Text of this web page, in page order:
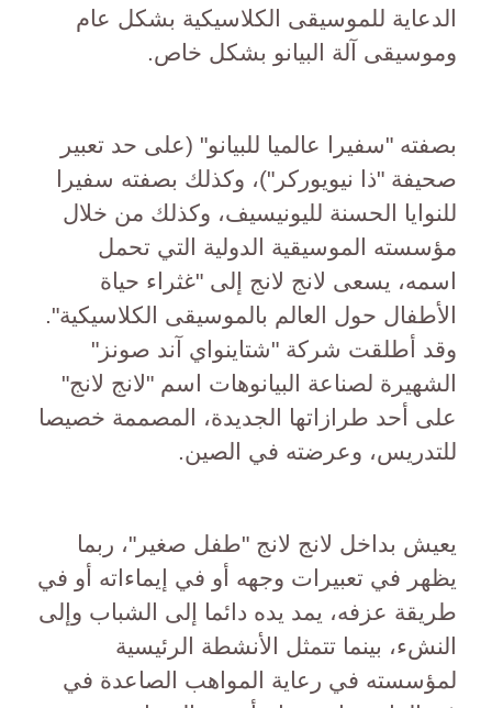
الدعاية للموسيقى الكلاسيكية بشكل عام
وموسيقى آلة البيانو بشكل خاص.
بصفته "سفيرا عالميا للبيانو" (على حد تعبير
صحيفة "ذا نيويوركر")، وكذلك بصفته سفيرا
للنوايا الحسنة لليونيسيف، وكذلك من خلال
مؤسسته الموسيقية الدولية التي تحمل
اسمه، يسعى لانج لانج إلى "غثراء حياة
الأطفال حول العالم بالموسيقى الكلاسيكية".
وقد أطلقت شركة "شتاينواي آند صونز"
الشهيرة لصناعة البيانوهات اسم "لانج لانج"
على أحد طرازاتها الجديدة، المصممة خصيصا
للتدريس، وعرضته في الصين.
يعيش بداخل لانج لانج "طفل صغير"، ربما
يظهر في تعبيرات وجهه أو في إيماءاته أو في
طريقة عزفه، يمد يده دائما إلى الشباب وإلى
النشء، بينما تتمثل الأنشطة الرئيسية
لمؤسسته في رعاية المواهب الصاعدة في